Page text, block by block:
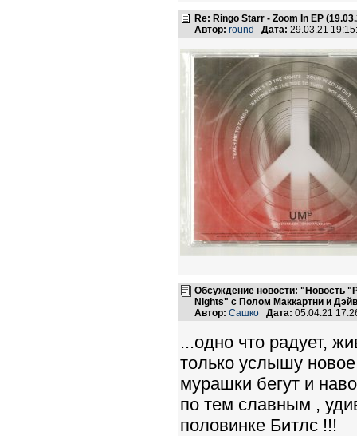
Re: Ringo Starr - Zoom In EP
Автор: round Дата: 29.03.21
Обсуждение новости: "Новость
Nights" с Полом Маккартни и
Автор: Сашко Дата: 05.04.21
...одно что радует,
только услышу
мурашки бегут и
по тем славным ,
половинке Битлс !!!